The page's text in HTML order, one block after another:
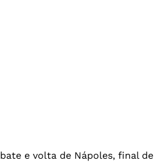
e volta de Nápoles, final de